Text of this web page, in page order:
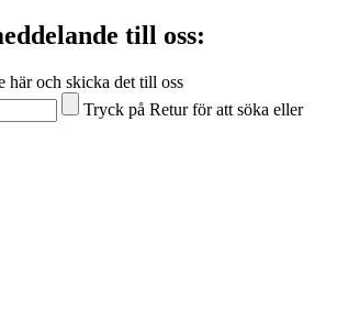
till oss:
här och skicka det till oss
Tryck på Retur för att söka eller